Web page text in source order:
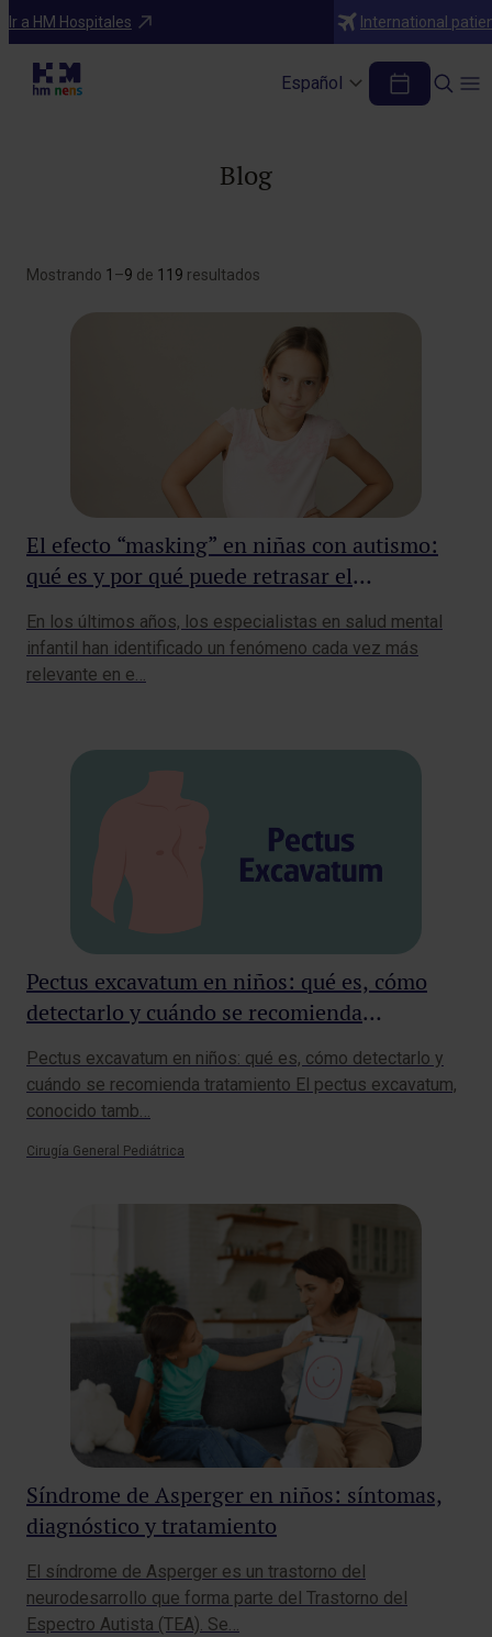
Ir a HM Hospitales International
Español
Blog
Mostrando 1 –9 de 119 resultados
El efecto “masking” en niñas con autismo:
qué es y por qué puede retrasar el
En los últimos años, los especialistas en salud mental
infantil han identificado un fenómeno cada vez más
relevante en e…
Pectus excavatum en niños: qué es, cómo
detectarlo y cuándo se recomienda
tratamiento
Pectus excavatum en niños: qué es, cómo detectarlo y
cuándo se recomienda tratamiento El pectus excavatum,
conocido tamb…
Cirugía General Pediátrica
Síndrome de Asperger en niños: síntomas,
diagnóstico y tratamiento
El síndrome de Asperger es un trastorno del
neurodesarrollo que forma parte del Trastorno del
Espectro Autista (TEA). Se…